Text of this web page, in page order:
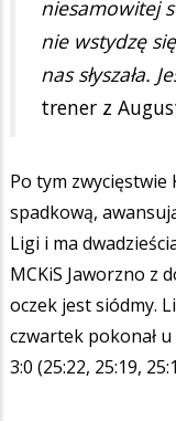
niesamowitej
nie wstydzę
nas słyszała.
trener z
Po tym zwycięstwie
spadkową,
Ligi i ma
MCKiS Jaworzno z
oczek jest siódmy.
czwartek pokonał
3:0 (25:22, 25:19,